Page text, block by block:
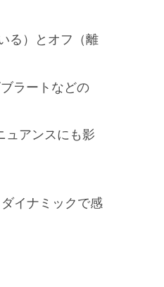
る）とオフ（離
ラートなどの
ュアンスにも影
イナミックで感